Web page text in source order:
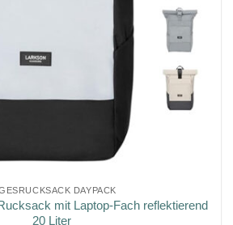
DAYPACK
mit Laptop-Fach reflektierend
20 Liter